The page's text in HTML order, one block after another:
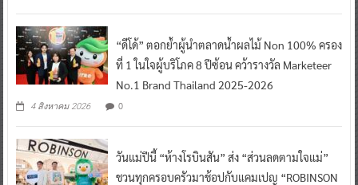
“ดีโด้” ตอกย้ำผู้นำตลาดน้ำผลไม้ Non 100% ครอง
ที่ 1 ในใจผู้บริโภค 8 ปีซ้อน คว้ารางวัล Marketeer
No.1 Brand Thailand 2025-2026
4 สิงหาคม 2026 0
วันแม่ปีนี้ “ห้างโรบินสัน” ส่ง “ส่วนลดตามใจแม่”
ชวนทุกครอบครัวมาช้อปกับแคมเปญ “ROBINSON